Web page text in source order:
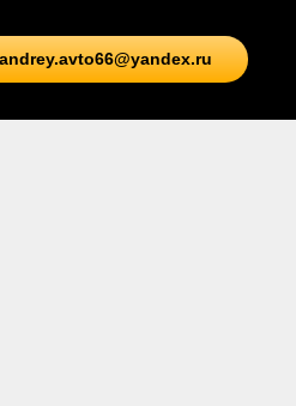
andrey.avto66@yandex.ru